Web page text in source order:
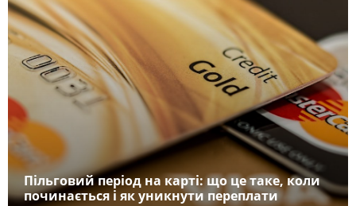
Пільговий період на карті: що це таке, коли
починається і як уникнути переплати